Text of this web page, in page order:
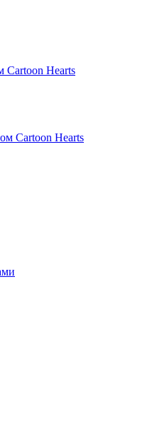
Cartoon Hearts
Cartoon Hearts